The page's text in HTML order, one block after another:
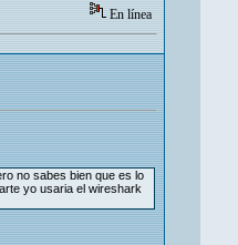
En línea
no sabes bien que es lo
yo usaria el wireshark